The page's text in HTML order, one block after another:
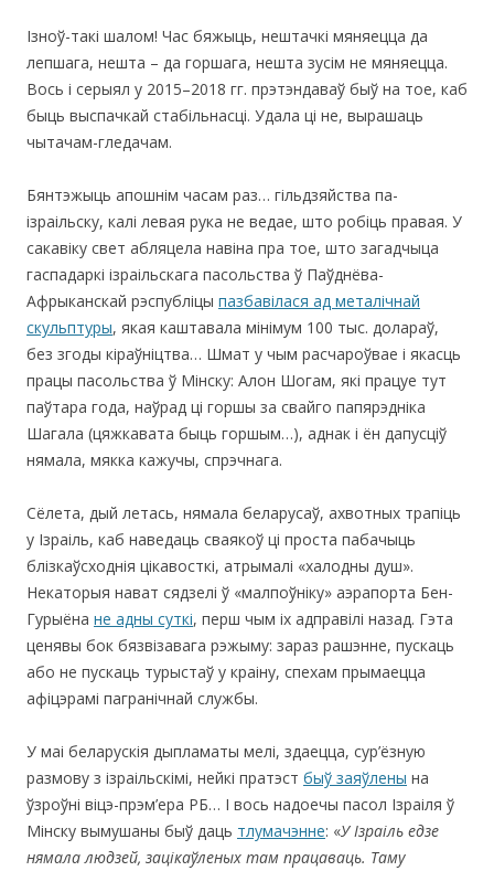
Ізноў-такі шалом! Час бяжыць, нештачкі мяняецца да
лепшага, нешта – да горшага, нешта зусім не мяняецца.
Вось і серыял у 2015–2018 гг. прэтэндаваў быў на тое, каб
быць выспачкай стабільнасці. Удала ці не, вырашаць
чытачам-гледачам.
Бянтэжыць апошнім часам раз… гільдзяйства па-
ізраільску, калі левая рука не ведае, што робіць правая. У
сакавіку свет абляцела навіна пра тое, што загадчыца
гаспадаркі ізраільскага пасольства ў Паўднёва-
Афрыканскай рэспубліцы пазбавілася ад металічнай
скульптуры, якая каштавала мінімум 100 тыс. долараў,
без згоды кіраўніцтва… Шмат у чым расчароўвае і якасць
працы пасольства ў Мінску: Алон Шогам, які працуе тут
паўтара года, наўрад ці горшы за свайго папярэдніка
Шагала (цяжкавата быць горшым…), аднак і ён дапусціў
нямала, мякка кажучы, спрэчнага.
Сёлета, дый летась, нямала беларусаў, ахвотных трапіць
у Ізраіль, каб наведаць сваякоў ці проста пабачыць
блізкаўсходнія цікавосткі, атрымалі «халодны душ».
Некаторыя нават сядзелі ў «малпоўніку» аэрапорта Бен-
Гурыёна не адны суткі, перш чым іх адправілі назад. Гэта
ценявы бок бязвізавага рэжыму: зараз рашэнне, пускаць
або не пускаць турыстаў у краіну, спехам прымаецца
афіцэрамі пагранічнай службы.
У маі беларускія дыпламаты мелі, здаецца, сур’ёзную
размову з ізраільскімі, нейкі пратэст быў заяўлены на
ўзроўні віцэ-прэм’ера РБ… І вось надоечы пасол Ізраіля ў
Мінску вымушаны быў даць тлумачэнне: «У Ізраіль едзе
нямала людзей, зацікаўленых там працаваць. Таму